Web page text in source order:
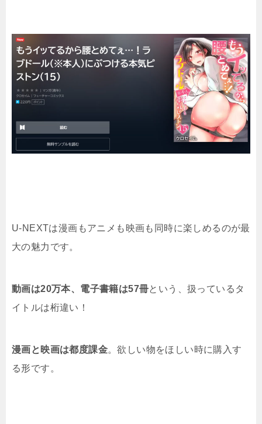
U-NEXTは漫画もアニメも映画も同時に楽しめるのが最
大の魅力です。
動画は20万本、電子書籍は57冊という、扱っているタ
イトルは桁違い！
漫画と映画は都度課金。欲しい物をほしい時に購入す
る形です。